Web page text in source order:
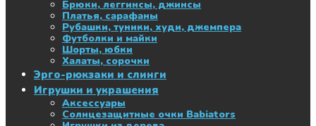
Брюки, леггинсы, джинсы
Платья, сарафаны
Рубашки, туники, худи, джемпера
Футболки и майки
Шорты, юбки
Халаты, сорочки
Эрго-рюкзаки и слинги
Игрушки и украшения
Аксессуары
Солнцезащитные очки Babiators